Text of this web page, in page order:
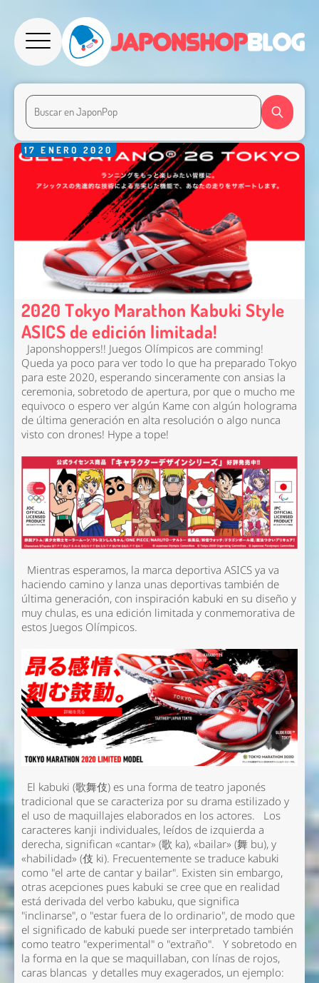
17 ENERO 2020
2020 Tokyo Marathon Kabuki Style
ASICS de edición limitada!
Japonshoppers!! Juegos Olímpicos are comming!
Queda ya poco para ver todo lo que ha preparado Tokyo
para este 2020, esperando sinceramente con ansias la
ceremonia, sobretodo de apertura, por que o mucho me
equivoco o espero ver algún Kame con algún holograma
de última generación en alta resolución o algo nunca
visto con drones! Hype a tope!
Mientras esperamos, la marca deportiva ASICS ya va
haciendo camino y lanza unas deportivas también de
última generación, con inspiración kabuki en su diseño y
muy chulas, es una edición limitada y conmemorativa de
estos Juegos Olímpicos.
El kabuki (歌舞伎) es una forma de teatro japonés
tradicional que se caracteriza por su drama estilizado y
el uso de maquillajes elaborados en los actores. Los
caracteres kanji individuales, leídos de izquierda a
derecha, significan «cantar» (歌 ka), «bailar» (舞 bu), y
«habilidad» (伎 ki). Frecuentemente se traduce kabuki
como "el arte de cantar y bailar". Existen sin embargo,
otras acepciones pues kabuki se cree que en realidad
está derivada del verbo kabuku, que significa
"inclinarse", o "estar fuera de lo ordinario", de modo que
el significado de kabuki puede ser interpretado también
como teatro "experimental" o "extraño". Y sobretodo en
la forma en la que se maquillaban, con línas de rojos,
caras blancas y detalles muy exagerados, un ejemplo: